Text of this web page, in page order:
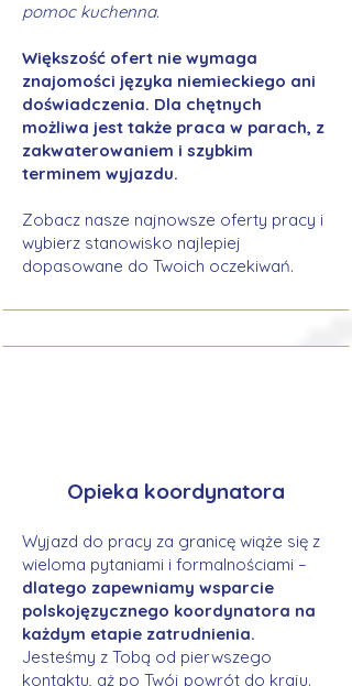
pomoc kuchenna.
Większość ofert nie wymaga
znajomości języka niemieckiego ani
doświadczenia. Dla chętnych
możliwa jest także praca w parach, z
zakwaterowaniem i szybkim
terminem wyjazdu.
Zobacz nasze najnowsze oferty pracy i
wybierz stanowisko najlepiej
dopasowane do Twoich oczekiwań.
Opieka koordynatora
Wyjazd do pracy za granicę wiąże się z
wieloma pytaniami i formalnościami –
dlatego zapewniamy wsparcie
polskojęzycznego koordynatora na
każdym etapie zatrudnienia.
Jesteśmy z Tobą od pierwszego
kontaktu, aż po Twój powrót do kraju.